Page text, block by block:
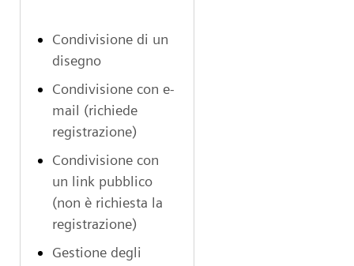
Condivisione di un
disegno
Condivisione con e-
mail (richiede
registrazione)
Condivisione con
un link pubblico
(non è richiesta la
registrazione)
Gestione degli